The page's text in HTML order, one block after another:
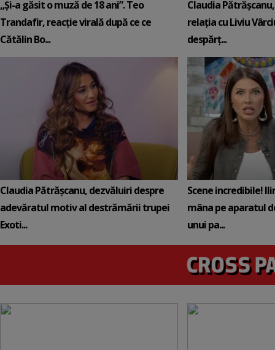
„Și-a găsit o muză de 18 ani”. Teo
Trandafir, reacție virală după ce ce
Cătălin Bo...
Claudia
relația cu Liviu
despărț...
Claudia Pătrășcanu, dezvăluiri despre
adevăratul motiv al destrămării trupei
Exoti...
Scene incredibile!
mâna pe aparatul
unui pa...